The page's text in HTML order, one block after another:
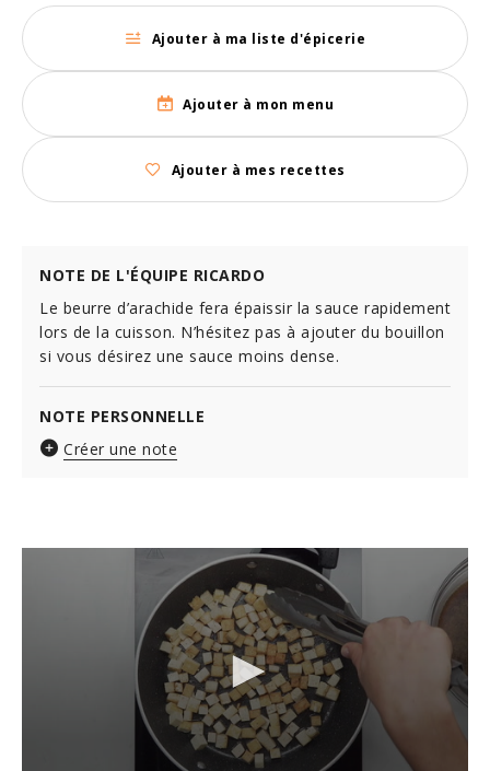
Ajouter à ma liste d'épicerie
Ajouter à mon menu
Ajouter à mes recettes
NOTE DE L'ÉQUIPE RICARDO
Le beurre d’arachide fera épaissir la sauce rapidement
lors de la cuisson. N’hésitez pas à ajouter du bouillon
si vous désirez une sauce moins dense.
NOTE PERSONNELLE
Créer une note